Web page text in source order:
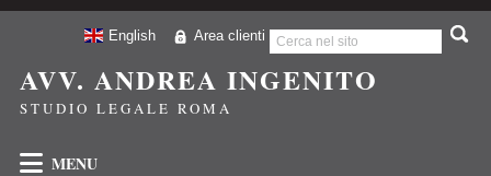
Area clienti
English
AVV. ANDREA INGENITO
STUDIO LEGALE ROMA
MENU